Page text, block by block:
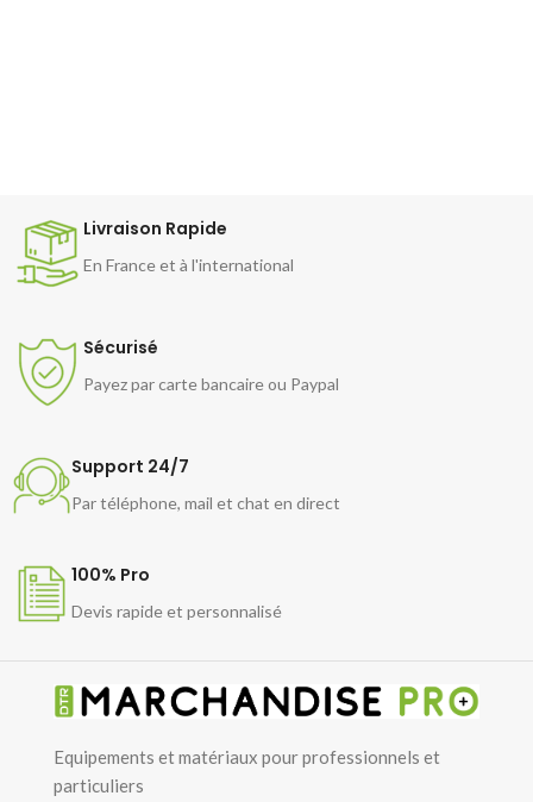
Livraison Rapide
En France et à l'international
Sécurisé
Payez par carte bancaire ou Paypal
Support 24/7
Par téléphone, mail et chat en direct
100% Pro
Devis rapide et personnalisé
Equipements et matériaux pour professionnels et
particuliers